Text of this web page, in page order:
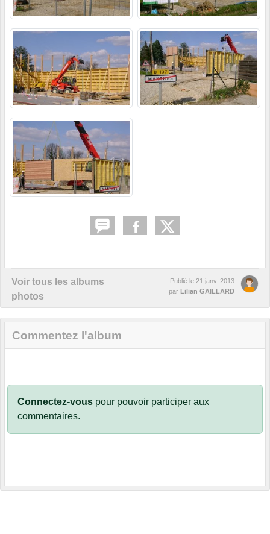
Voir tous les albums
photos
Publié le 21 janv. 2013
par Lilian GAILLARD
Commentez l'album
Connectez-vous pour pouvoir participer aux
commentaires.